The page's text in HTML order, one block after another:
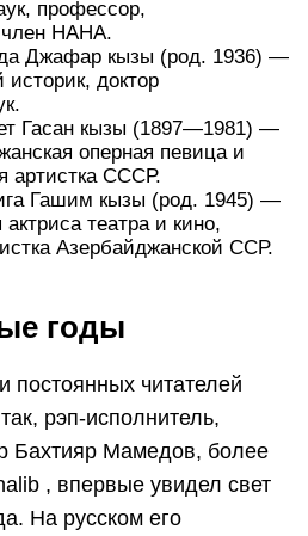
профессор,
член НАНА.
Джафар кызы (род. 1936) —
доктор
Гасан кызы (1897—1981) —
оперная певица и
артистка СССР.
Гашим кызы (род. 1945) —
театра и кино,
Азербайджанской ССР.
годы
постоянных читателей
рэп-исполнитель,
Бахтияр Мамедов, более
, впервые увидел свет
На русском его